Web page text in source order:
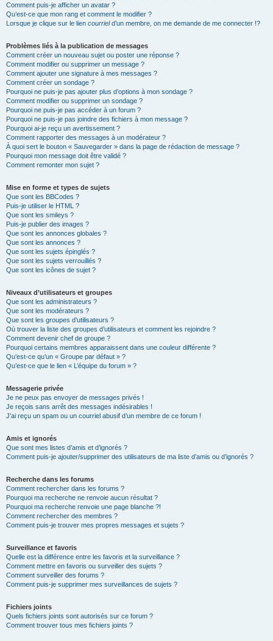
Comment puis-je afficher un avatar ?
Qu’est-ce que mon rang et comment le modifier ?
Lorsque je clique sur le lien courrield’un membre, on me demande de me connecter !?
Problèmes liés à la publication de messages
Comment créer un nouveau sujet ou poster une réponse ?
Comment modifier ou supprimer un message ?
Comment ajouter une signature à mes messages ?
Comment créer un sondage ?
Pourquoi ne puis-je pas ajouter plus d’options à mon sondage ?
Comment modifier ou supprimer un sondage ?
Pourquoi ne puis-je pas accéder à un forum ?
Pourquoi ne puis-je pas joindre des fichiers à mon message ?
Pourquoi ai-je reçu un avertissement ?
Comment rapporter des messages à un modérateur ?
À quoi sert le bouton « Sauvegarder » dans la page de rédaction de message ?
Pourquoi mon message doit être validé ?
Comment remonter mon sujet ?
Mise en forme et types de sujets
Que sont les BBCodes ?
Puis-je utiliser le HTML ?
Que sont les smileys ?
Puis-je publier des images ?
Que sont les annonces globales ?
Que sont les annonces ?
Que sont les sujets épinglés ?
Que sont les sujets verrouillés ?
Que sont les icônes de sujet ?
Niveaux d’utilisateurs et groupes
Que sont les administrateurs ?
Que sont les modérateurs ?
Que sont les groupes d’utilisateurs ?
Où trouver la liste des groupes d’utilisateurs et comment les rejoindre ?
Comment devenir chef de groupe ?
Pourquoi certains membres apparaissent dans une couleur différente ?
Qu’est-ce qu’un « Groupe par défaut » ?
Qu’est-ce que le lien « L’équipe du forum » ?
Messagerie privée
Je ne peux pas envoyer de messages privés !
Je reçois sans arrêt des messages indésirables !
J’ai reçu un spam ou un courriel abusif d’un membre de ce forum !
Amis et ignorés
Que sont mes listes d’amis et d’ignorés ?
Comment puis-je ajouter/supprimer des utilisateurs de ma liste d’amis ou d’ignorés ?
Recherche dans les forums
Comment rechercher dans les forums ?
Pourquoi ma recherche ne renvoie aucun résultat ?
Pourquoi ma recherche renvoie une page blanche ?!
Comment rechercher des membres ?
Comment puis-je trouver mes propres messages et sujets ?
Surveillance et favoris
Quelle est la différence entre les favoris et la surveillance ?
Comment mettre en favoris ou surveiller des sujets ?
Comment surveiller des forums ?
Comment puis-je supprimer mes surveillances de sujets ?
Fichiers joints
Quels fichiers joints sont autorisés sur ce forum ?
Comment trouver tous mes fichiers joints ?